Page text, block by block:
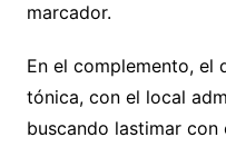
marcador.
En el complemento, el
tónica, con el local
buscando lastimar con